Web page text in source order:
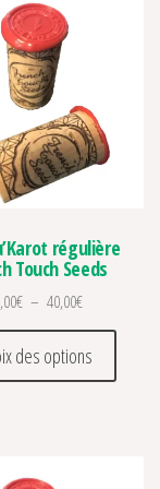
variations. Les
régulière
Touch Seeds
€ – 40,00€Plage de prix
des options
Ce